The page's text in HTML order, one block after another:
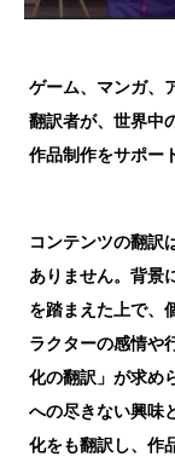
ゲーム、マンガ、
翻訳者が、世界中
作品制作をサポー
コンテンツの翻訳
ありません。背景
を踏まえた上で、
ラクターの感情や
化の翻訳 」が求め
への尽きない興味
化をも翻訳し、作